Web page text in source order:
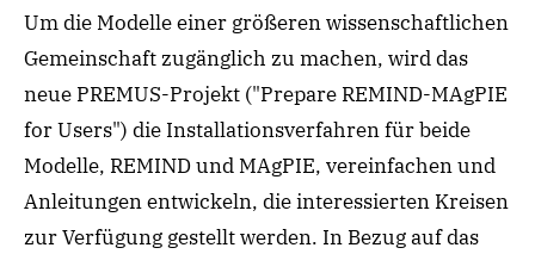
Um die Modelle einer größeren wissenschaftlichen
Gemeinschaft zugänglich zu machen, wird das
neue PREMUS-Projekt ("Prepare REMIND-MAgPIE
for Users") die Installationsverfahren für beide
Modelle, REMIND und MAgPIE, vereinfachen und
Anleitungen entwickeln, die interessierten Kreisen
zur Verfügung gestellt werden. In Bezug auf das